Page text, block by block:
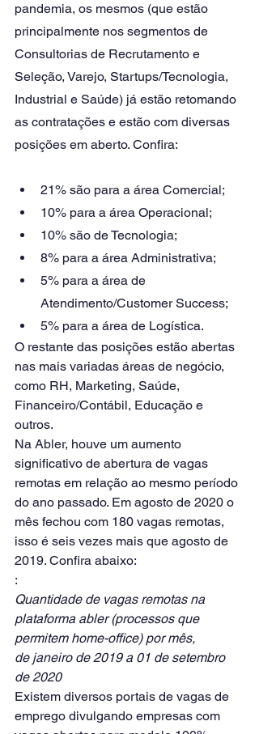
pandemia, os mesmos (que estão
principalmente nos segmentos de
Consultorias de Recrutamento e
Seleção, Varejo, Startups/Tecnologia,
Industrial e Saúde) já estão retomando
as contratações e estão com diversas
posições em aberto. Confira:
21% são para a área Comercial;
10% para a área Operacional;
10% são de Tecnologia;
8% para a área Administrativa;
5% para a área de
Atendimento/Customer Success;
5% para a área de Logística.
O restante das posições estão abertas
nas mais variadas áreas de negócio,
como RH, Marketing, Saúde,
Financeiro/Contábil, Educação e
outros.
Na Abler, houve um aumento
significativo de abertura de vagas
remotas em relação ao mesmo período
do ano passado. Em agosto de 2020 o
mês fechou com 180 vagas remotas,
isso é seis vezes mais que agosto de
2019. Confira abaixo:
:
Quantidade de vagas remotas na
plataforma abler (processos que
permitem home-office) por mês,
de janeiro de 2019 a 01 de setembro
de 2020
Existem diversos portais de vagas de
emprego divulgando empresas com